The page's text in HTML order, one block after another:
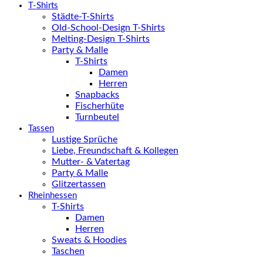
T-Shirts
Städte-T-Shirts
Old-School-Design T-Shirts
Melting-Design T-Shirts
Party & Malle
T-Shirts
Damen
Herren
Snapbacks
Fischerhüte
Turnbeutel
Tassen
Lustige Sprüche
Liebe, Freundschaft & Kollegen
Mutter- & Vatertag
Party & Malle
Glitzertassen
Rheinhessen
T-Shirts
Damen
Herren
Sweats & Hoodies
Taschen